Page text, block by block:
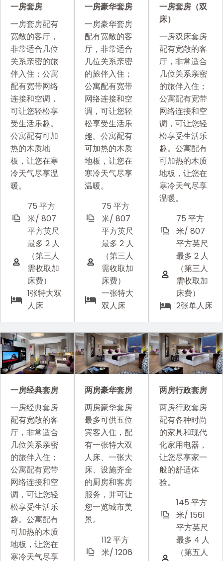
一房套房
一房套房配有
宽敞的客厅，
非常适合几位
关系亲密的旅
伴入住；公寓
配有宽带网络
连接和空调，
可让您轻松享
受生活乐趣。
公寓配有可加
热的木质地
板，让您在寒
冷天气尽享温
暖。
75 平方
米/ 807
平方英尺
最多 2 人
（第三人
需收取加
床费）
1张特大双
人床
一房豪华套房
一房豪华套房
配有宽敞的客
厅，非常适合
几位关系亲密
的旅伴入住；
公寓配有宽带
网络连接和空
调，可让您轻
松享受生活乐
趣。公寓配有
可加热的木质
地板，让您在
寒冷天气尽享
温暖。
75 平方
米/ 807
平方英尺
最多 2 人
（第三人
需收取加
床费）
一张特大
双人床
一房套房（双
床）
一房双床套房
配有宽敞的客
厅，非常适合
几位关系亲密
的旅伴入住；
公寓配有宽带
网络连接和空
调，可让您轻
松享受生活乐
趣。公寓配有
可加热的木质
地板，让您在
寒冷天气尽享
温暖。
75 平方
米/ 807
平方英尺
最多 2 人
（第三人
需收取加
床费）
2张单人床
一房经典套房
一房经典套房
配有宽敞的客
厅，非常适合
几位关系亲密
的旅伴入住；
公寓配有宽带
网络连接和空
调，可让您轻
松享受生活乐
趣。公寓配有
可加热的木质
地板，让您在
寒冷天气尽享
两房豪华套房
两房豪华套房
最多可供五位
宾客入住，配
有一张特大双
人床、一张大
床、设施齐全
的厨房和客房
服务，并可让
您一览城市美
景。
112 平方
米/ 1206
两房行政套房
两房行政套房
配有各种时尚
的家具和现代
化家用电器，
让您尽享家一
般的舒适体
验。
145 平方
米/ 1561
平方英尺
最多 4 人
（第五人